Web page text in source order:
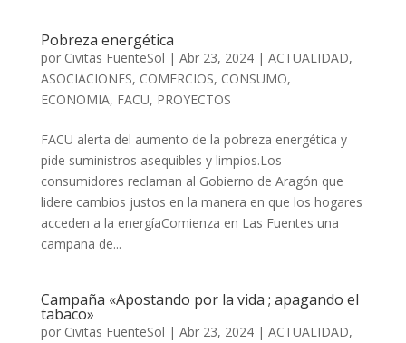
Pobreza energética
por Civitas FuenteSol | Abr 23, 2024| ACTUALIDAD,
ASOCIACIONES, COMERCIOS, CONSUMO,
ECONOMIA, FACU, PROYECTOS
FACU alerta del aumento de la pobreza energética y
pide suministros asequibles y limpios.Los
consumidores reclaman al Gobierno de Aragón que
lidere cambios justos en la manera en que los hogares
acceden a la energíaComienza en Las Fuentes una
campaña de...
Campaña «Apostando por la vida ; apagando el
tabaco»
por Civitas FuenteSol | Abr 23, 2024| ACTUALIDAD,